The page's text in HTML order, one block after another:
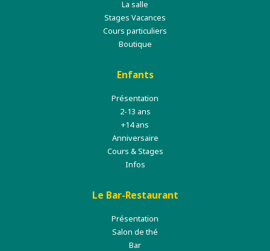
La salle
Stages Vacances
Cours particuliers
Boutique
Enfants
Présentation
2-13 ans
+14 ans
Anniversaire
Cours & Stages
Infos
Le Bar-Restaurant
Présentation
Salon de thé
Bar